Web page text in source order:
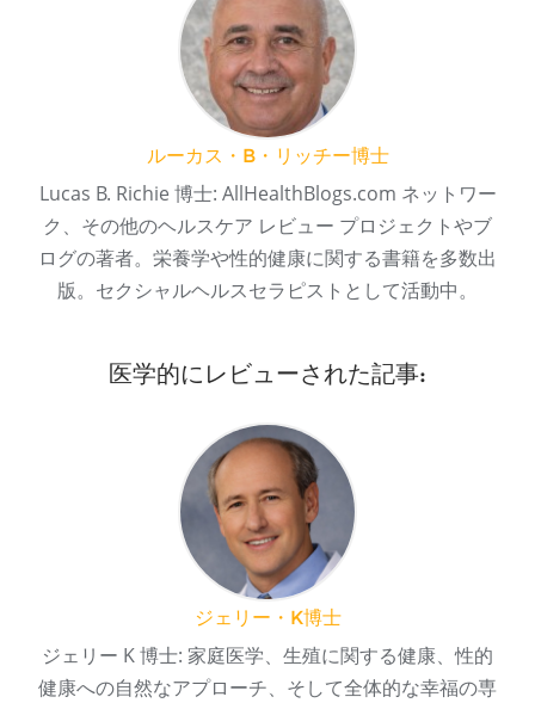
ルーカス・B・リッチー博士
Lucas B. Richie 博士: AllHealthBlogs.com ネットワー
ク、その他のヘルスケア レビュー プロジェクトやブ
ログの著者。栄養学や性的健康に関する書籍を多数出
版。セクシャルヘルスセラピストとして活動中。
医学的にレビューされた記事:
ジェリー・K博士
ジェリー K 博士: 家庭医学、生殖に関する健康、性的
健康への自然なアプローチ、そして全体的な幸福の専